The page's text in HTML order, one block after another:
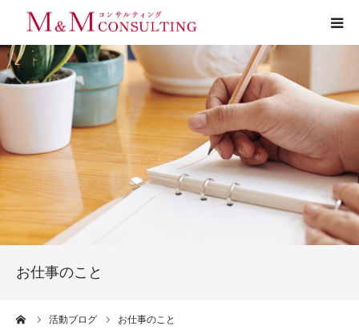
お仕事のこと
活動ブログ お仕事のこと
プロフィール
サービス
お客様の声
実績